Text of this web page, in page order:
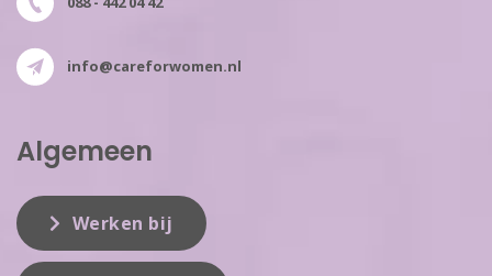
info@careforwomen.nl
Algemeen
Werken bij